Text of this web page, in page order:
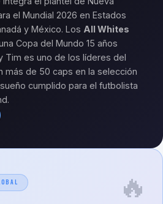
el Mundial 2026 en Estados
y México. Los All Whites
Copa del Mundo 15 años
Tim es uno de los líderes del
más de 50 caps en la selección
cumplido para el futbolista